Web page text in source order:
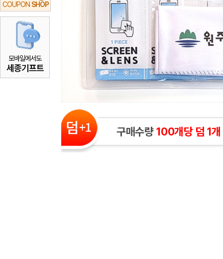
COUPON SHOP
모바일에서도
세종기프트
구매수량100개당 덤 1개